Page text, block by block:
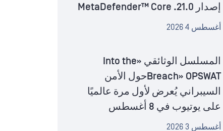
إصدار MetaDefender™ Core .21.0
أغسطس 4 2026
المسلسل الوثائقي «Into the
Breach» OPSWATحول الأمن
السيبراني يُعرض لأول مرة عالميًا
على يوتيوب في 8 أغسطس
أغسطس 3 2026